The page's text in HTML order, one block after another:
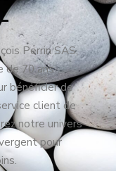
Perrin SAS,
de 70 ans
bénéficier de
client de
notre univers
pour